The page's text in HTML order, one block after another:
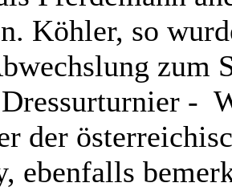
Köhler, so
zum
-
der
ebenfalls